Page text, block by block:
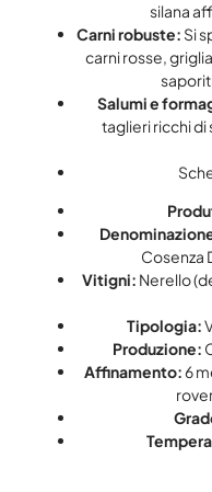
silana
Carni robuste: Si
carni rosse,
Salumi e
taglieri ricchi
Cosenza
Vitigni: Nerello
Tipologia:
Produzione:
Affinamento:6